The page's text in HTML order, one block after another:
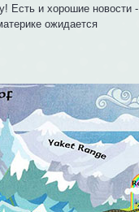
Есть и хорошие новости -
ожидается